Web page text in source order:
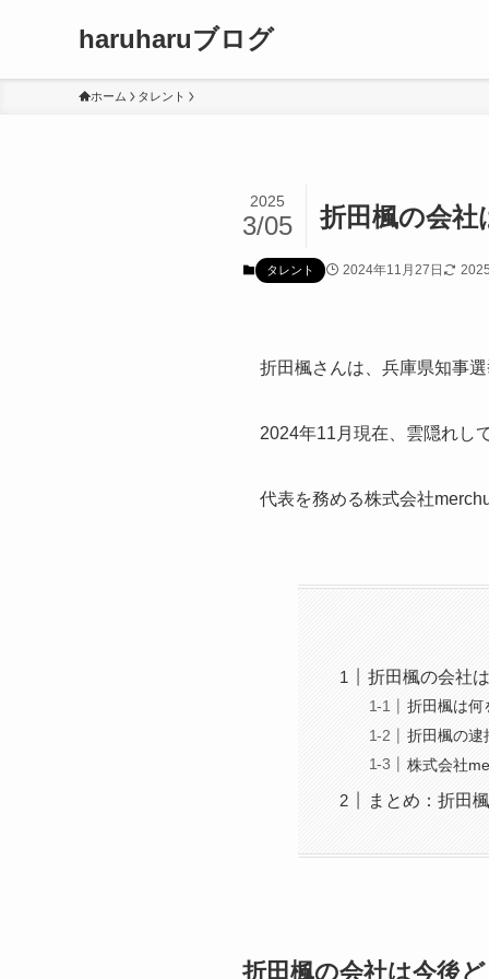
haruharuブログ
ホーム タレント
折田楓の会社
2025
3/05
タレント 2024年11月27日
折田楓さんは、兵庫県知事
2024年11月現在、雲隠れし
代表を務める株式会社
折田楓の会社
折田楓は何
折田楓の逮
株式会社
まとめ：折田
折田楓の会社は今後